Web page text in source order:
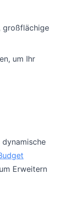
großflächige
um Ihr
dynamische
Erweitern